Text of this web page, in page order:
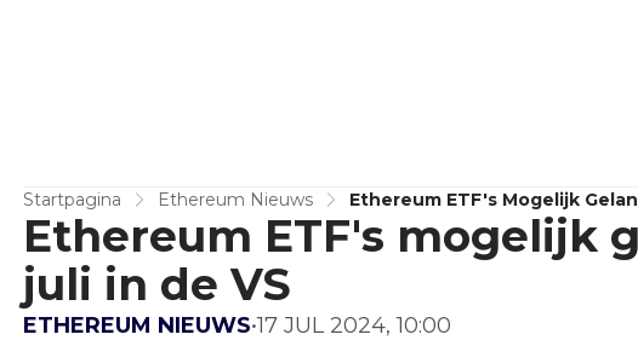
Startpagina Ethereum Nieuws Ethereum ETF's Mogelijk
Ethereum ETF's mogelijk
juli in de VS
ETHEREUM NIEUWS•17 JUL 2024, 10:00